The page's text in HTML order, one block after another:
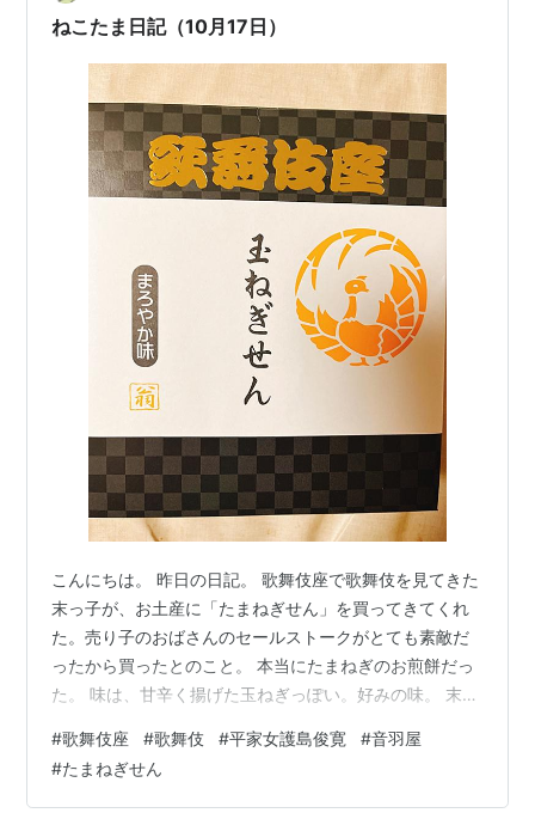
ねこたま日記（10月17日）
こんにちは。 昨日の日記。 歌舞伎座で歌舞伎を見てきた
末っ子が、お土産に「たまねぎせん」を買ってきてくれ
た。売り子のおばさんのセールストークがとても素敵だ
ったから買ったとのこと。 本当にたまねぎのお煎餅だっ
た。 味は、甘辛く揚げた玉ねぎっぽい。好みの味。 末っ
そうだ。 上演中、何度も大声で叫ぶ男性のお客さんがい
て、一緒に行った学生たちが「変な人がいる！」と怯え
ていたとか。 俊寛をやっているのが尾上菊之助だから、
#歌舞伎座 #歌舞伎 #平家女護島俊寛 #音羽屋
#たまねぎせん